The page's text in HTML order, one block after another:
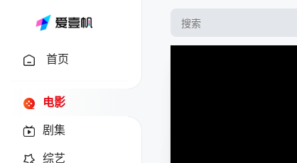
首页
电影
剧集
综艺